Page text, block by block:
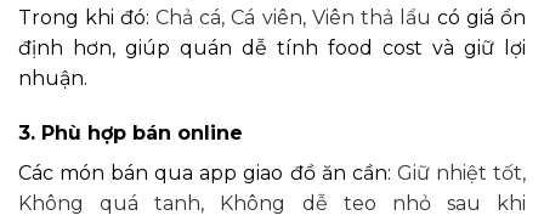
Trong khi đó:Chả cá,Cá viên, Viên thả lẩu có giá ổn
định hơn, giúp quán dễ tính food cost và giữ lợi
nhuận.
3. Phù hợp bán online
Các món bán qua app giao đồ ăn cần: Giữ nhiệt tốt,
Không quá tanh,
Không dễ teo nhỏ sau khi